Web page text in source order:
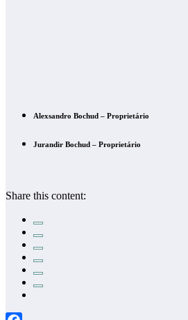
Alexsandro Bochud – Proprietário
Jurandir Bochud – Proprietário
Share this content: